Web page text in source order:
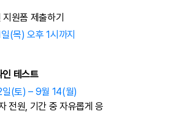
지원폼 제출하기
(목) 오후 1시까지
테스트
일(토) – 9월 14(월)
전원, 기간 중 자유롭게 응